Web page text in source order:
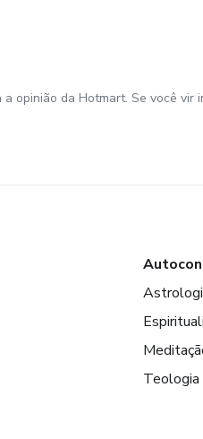
opinião da Hotmart. Se você vir
Teologia